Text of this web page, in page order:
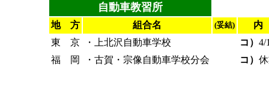
自動車教習所
地 方 組合名 (妥結)
内
東 京
・上北沢自動車学校 コ） 4/
福 岡
・古賀・宗像自動車学校分会 コ）